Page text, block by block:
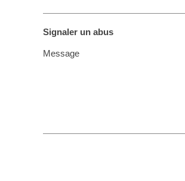
Signaler un abus
Message